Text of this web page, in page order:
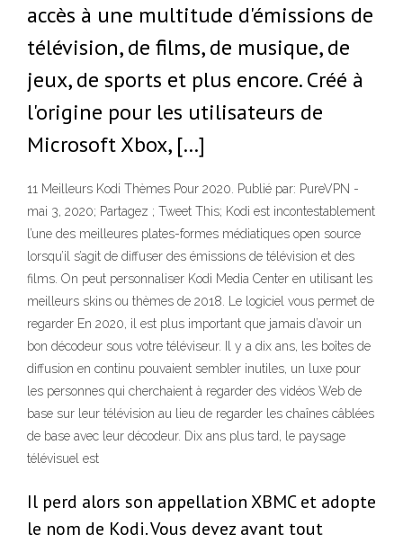
accès à une multitude d'émissions de
télévision, de films, de musique, de
jeux, de sports et plus encore. Créé à
l'origine pour les utilisateurs de
Microsoft Xbox, […]
11 Meilleurs Kodi Thèmes Pour 2020. Publié par: PureVPN -
mai 3, 2020; Partagez ; Tweet This; Kodi est incontestablement
l’une des meilleures plates-formes médiatiques open source
lorsqu’il s’agit de diffuser des émissions de télévision et des
films. On peut personnaliser Kodi Media Center en utilisant les
meilleurs skins ou thèmes de 2018. Le logiciel vous permet de
regarder En 2020, il est plus important que jamais d’avoir un
bon décodeur sous votre téléviseur. Il y a dix ans, les boîtes de
diffusion en continu pouvaient sembler inutiles, un luxe pour
les personnes qui cherchaient à regarder des vidéos Web de
base sur leur télévision au lieu de regarder les chaînes câblées
de base avec leur décodeur. Dix ans plus tard, le paysage
télévisuel est
Il perd alors son appellation XBMC et adopte
le nom de Kodi. Vous devez avant tout